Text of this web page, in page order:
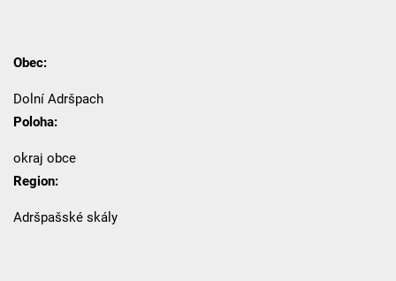
Obec:
Dolní Adršpach
Poloha:
okraj obce
Region:
Adršpašské skály